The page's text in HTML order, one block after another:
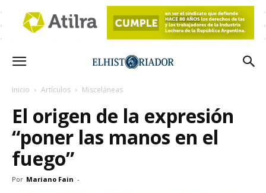
Inicio Artículos Misceláneas
El origen de la expresión
“poner las manos en el
fuego”
Por Mariano Fain -